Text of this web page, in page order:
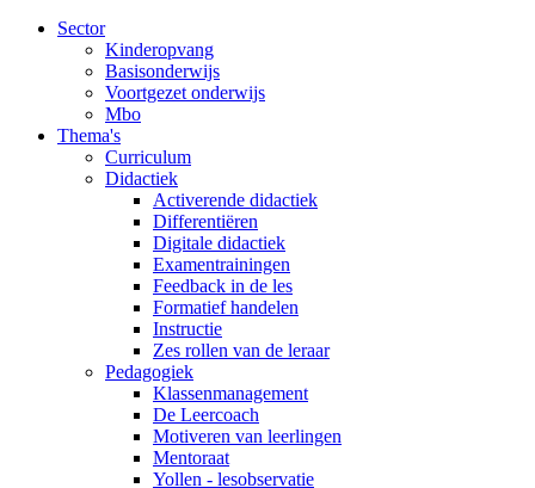
Sector
Kinderopvang
Basisonderwijs
Voortgezet onderwijs
Mbo
Thema's
Curriculum
Didactiek
Activerende didactiek
Differentiëren
Digitale didactiek
Examentrainingen
Feedback in de les
Formatief handelen
Instructie
Zes rollen van de leraar
Pedagogiek
Klassenmanagement
De Leercoach
Motiveren van leerlingen
Mentoraat
Yollen - lesobservatie